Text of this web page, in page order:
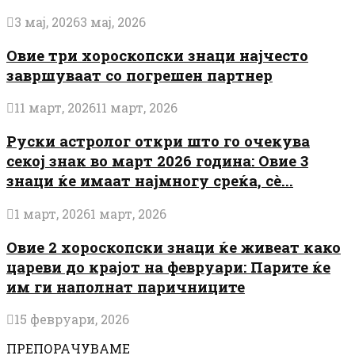
3 мај, 20263 мај, 2026
Овие три хороскопски знаци најчесто
завршуваат со погрешен партнер
11 март, 202611 март, 2026
Руски астролог откри што го очекува
секој знак во март 2026 година: Овие 3
знаци ќе имаат најмногу среќа, сè...
1 март, 20261 март, 2026
Овие 2 хороскопски знаци ќе живеат како
цареви до крајот на февруари: Парите ќе
им ги наполнат паричниците
15 февруари, 2026
ПРЕПОРАЧУВАМЕ